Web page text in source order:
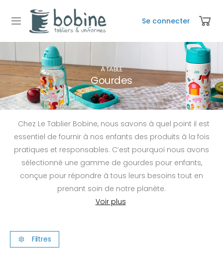
Se connecter
À TABLE
Gourdes
Chez Le Tablier Bobine, nous savons à quel point il est
essentiel de fournir à nos enfants des produits à la fois
pratiques et responsables. C’est pourquoi nous avons
sélectionné une gamme de gourdes pour enfants,
conçue pour répondre à tous leurs besoins tout en
prenant soin de notre planète.
Filtres